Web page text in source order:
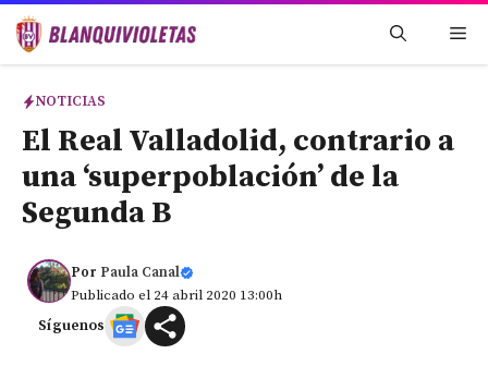
Saltar
NOTICIAS
El Real Valladolid, contrario a
una ‘superpoblación’ de la
Segunda B
Por Paula Canal
Publicado el 24 abril 2020 13:00h
Síguenos